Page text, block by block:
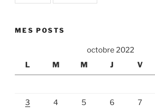
MES POSTS
octobre 2022
L
M M J V
3 4 5 6 7